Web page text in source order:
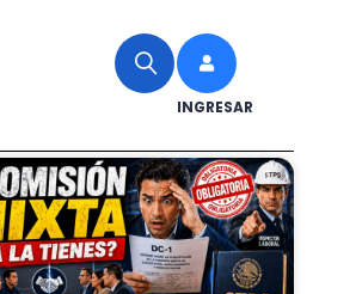
INGRESAR